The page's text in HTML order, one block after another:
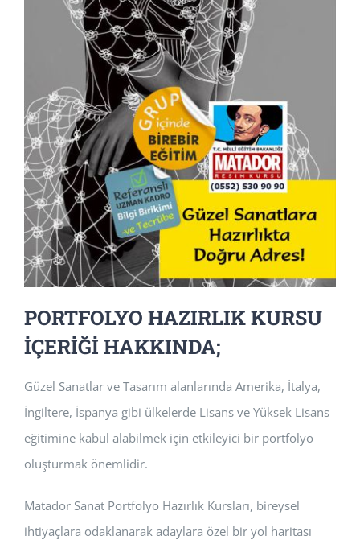
PORTFOLYO HAZIRLIK KURSU
İÇERİĞİ HAKKINDA;
Güzel Sanatlar ve Tasarım alanlarında Amerika, İtalya,
İngiltere, İspanya gibi ülkelerde Lisans ve Yüksek Lisans
eğitimine kabul alabilmek için etkileyici bir portfolyo
oluşturmak önemlidir.
Matador Sanat Portfolyo Hazırlık Kursları, bireysel
ihtiyaçlara odaklanarak adaylara özel bir yol haritası